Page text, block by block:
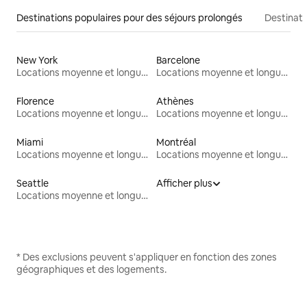
Destinations populaires pour des séjours prolongés
New York
Locations moyenne et longue durée
Barcelone
Locations moyenne et longue durée
Florence
Locations moyenne et longue durée
Athènes
Locations moyenne et longue durée
Miami
Locations moyenne et longue durée
Montréal
Locations moyenne et longue durée
Seattle
Locations moyenne et longue durée
Afficher plus
* Des exclusions peuvent s'appliquer en fonction des zones
géographiques et des logements.